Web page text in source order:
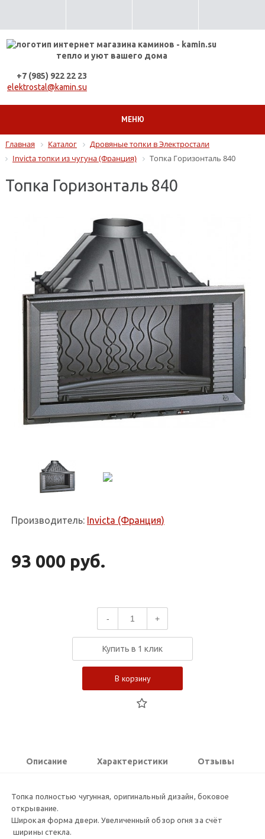
тепло и уют вашего дома
+7 (985) 922 22 23
elektrostal@kamin.su
МЕНЮ
Главная Каталог
Дровяные топки в Электростали
Invicta топки из чугуна (Франция)
Топка Горизонталь 840
Топка Горизонталь 840
Производитель: Invicta (Франция)
93 000 руб.
- +
Купить в 1 клик
В корзину
Описание Характеристики Отзывы
Топка полностью чугунная, оригинальный дизайн, боковое
открывание.
Широкая форма двери. Увеличенный обзор огня за счёт
ширины стекла.